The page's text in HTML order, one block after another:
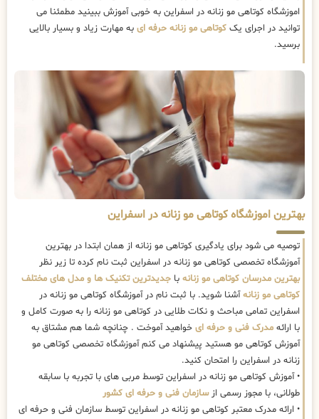
اموزشگاه کوتاهی مو زنانه در اسفراین به خوبی آموزش ببینید مطمئنا می
توانید در اجرای یک کوتاهی مو زنانه حرفه ای به مهارت زیاد و بسیار بالایی
برسید.
بهترین اموزشگاه کوتاهی مو زنانه در اسفراین
توصیه می شود برای یادگیری کوتاهی مو زنانه از همان ابتدا در بهترین
آموزشگاه تخصصی کوتاهی مو زنانه در اسفراین ثبت نام کرده تا زیر نظر
بهترین مدرسان کوتاهی مو زنانه با جدیدترین تکنیک ها و مدل های مختلف
کوتاهی مو زنانهآشنا شوید. با ثبت نام در آموزشگاه کوتاهی مو زنانه در
اسفراین تمامی مباحث و نکات طلایی در کوتاهی مو زنانه را به صورت کامل و
با ارائه مدرک فنی و حرفه ای خواهید آموخت . چنانچه شما هم مشتاق به
آموزش کوتاهی مو هستید پیشنهاد می کنم آموزشگاه تخصصی کوتاهی مو
زنانه در اسفراین را امتحان کنید.
• آموزش کوتاهی مو زنانه در اسفراین توسط مربی های با تجربه با سابقه
طولانی، با مجوز رسمی ازسازمان فنی و حرفه ای کشور
• ارائه مدرک معتبر کوتاهی مو زنانه در اسفراین توسط سازمان فنی و حرفه ای